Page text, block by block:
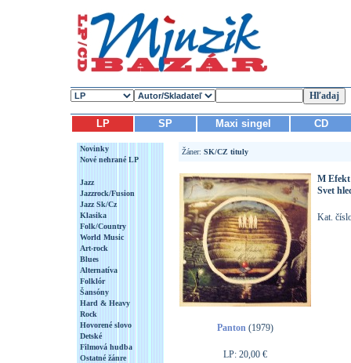
LP SP Maxi singel CD
Novinky
Nové nehrané LP
Jazz
Jazzrock/Fusion
Jazz Sk/Cz
Klasika
Folk/Country
World Music
Art-rock
Blues
Alternatíva
Folklór
Šansóny
Hard & Heavy
Rock
Hovorené slovo
Detské
Filmová hudba
Ostatné žánre
Žáner: SK/CZ tituly
Panton(1979)
LP: 20,00 €
M Efekt
Svet
Kat.